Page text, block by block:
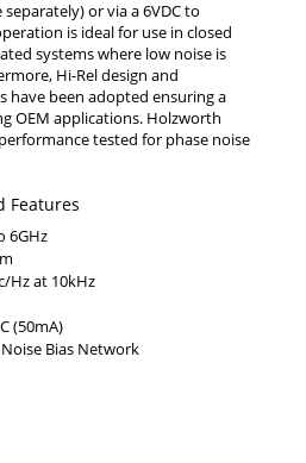
or via a 6VDC to
is ideal for use in closed
systems where low noise is
Hi-Rel design and
have been adopted ensuring a
OEM applications. Holzworth
tested for phase noise
Features
6GHz
Hz at 10kHz
(50mA)
Bias Network